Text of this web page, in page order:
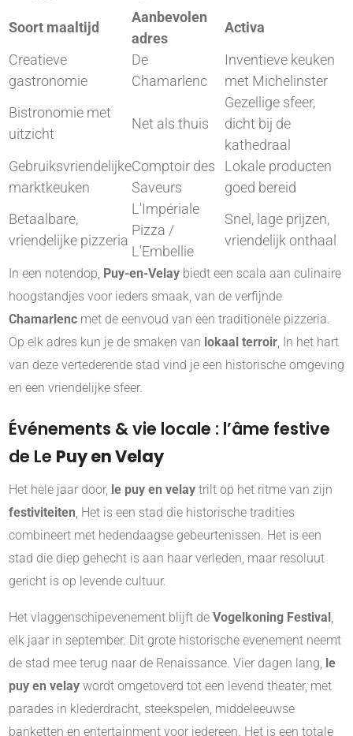
Soort maaltijd
Aanbevolen
adres
Activa
Creatieve
gastronomie
De
Chamarlenc
Inventieve keuken
met Michelinster
Bistronomie met
uitzicht
Net als thuis
Gezellige sfeer,
dicht bij de
kathedraal
Gebruiksvriendelijke
marktkeuken
Comptoir des
Saveurs
Lokale producten
goed bereid
Betaalbare,
vriendelijke pizzeria
L'Impériale
Pizza /
L'Embellie
Snel, lage prijzen,
vriendelijk onthaal
In een notendop, Puy-en-Velay biedt een scala aan culinaire
hoogstandjes voor ieders smaak, van de verfijnde
Chamarlenc met de eenvoud van een traditionele pizzeria.
Op elk adres kun je de smaken van lokaal terroir, In het hart
van deze vertederende stad vind je een historische omgeving
en een vriendelijke sfeer.
Événements & vie locale : l’âme festive
de Le Puy en Velay
Het hele jaar door, le puy en velay trilt op het ritme van zijn
festiviteiten, Het is een stad die historische tradities
combineert met hedendaagse gebeurtenissen. Het is een
stad die diep gehecht is aan haar verleden, maar resoluut
gericht is op levende cultuur.
Het vlaggenschipevenement blijft de Vogelkoning Festival,
elk jaar in september. Dit grote historische evenement neemt
de stad mee terug naar de Renaissance. Vier dagen lang, le
puy en velay wordt omgetoverd tot een levend theater, met
parades in klederdracht, steekspelen, middeleeuwse
banketten en entertainment voor iedereen. Het is een totale